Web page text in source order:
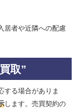
居者や近隣への配慮
取”
する場合がありま
します。売買契約の